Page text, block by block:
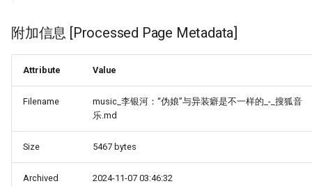
附加信息 [Processed Page Metadata]
Attribute Value
Filename
music_李银河：“伪娘”与异装癖是不一样的_-_搜狐音
乐.md
Size 5467 bytes
Archived
2024-11-07 03:46:32